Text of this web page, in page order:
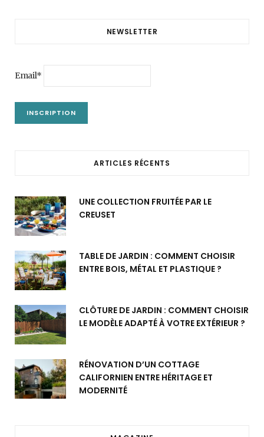
NEWSLETTER
Email*
ARTICLES RÉCENTS
UNE COLLECTION FRUITÉE PAR LE
CREUSET
TABLE DE JARDIN : COMMENT CHOISIR
ENTRE BOIS, MÉTAL ET PLASTIQUE ?
CLÔTURE DE JARDIN : COMMENT CHOISIR
LE MODÈLE ADAPTÉ À VOTRE EXTÉRIEUR ?
RÉNOVATION D’UN COTTAGE
CALIFORNIEN ENTRE HÉRITAGE ET
MODERNITÉ